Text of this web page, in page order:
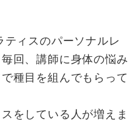
ィスのパーソナルレ
回、講師に身体の悩み
種目を組んでもらって
をしている人が増えま